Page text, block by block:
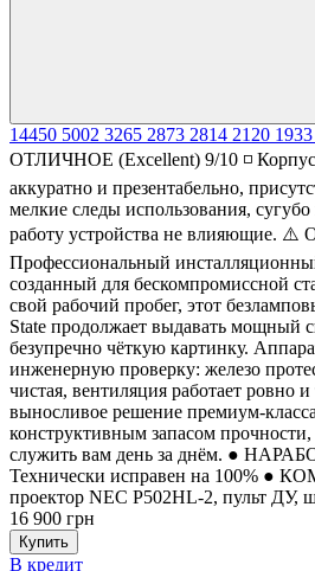
14450 5002 3265 2873 2814 2120 1933
ОТЛИЧНОЕ (Excellent) 9/10 ◽ Корпус
аккуратно и презентабельно,
мелкие следы использования,
работу устройства не
Профессиональный
созданный для бескомпромиссной
свой рабочий пробег, этот
State продолжает выдавать мощный
безупречно чёткую картинку.
инженерную проверку: железо
чистая, вентиляция работает ровно
выносливое решение премиум-
конструктивным запасом прочности,
служить вам день за днём. ●
Технически исправен на 100% ●
проектор NEC P502HL-2, пульт ДУ,
16 900 грн
Купить
В кредит